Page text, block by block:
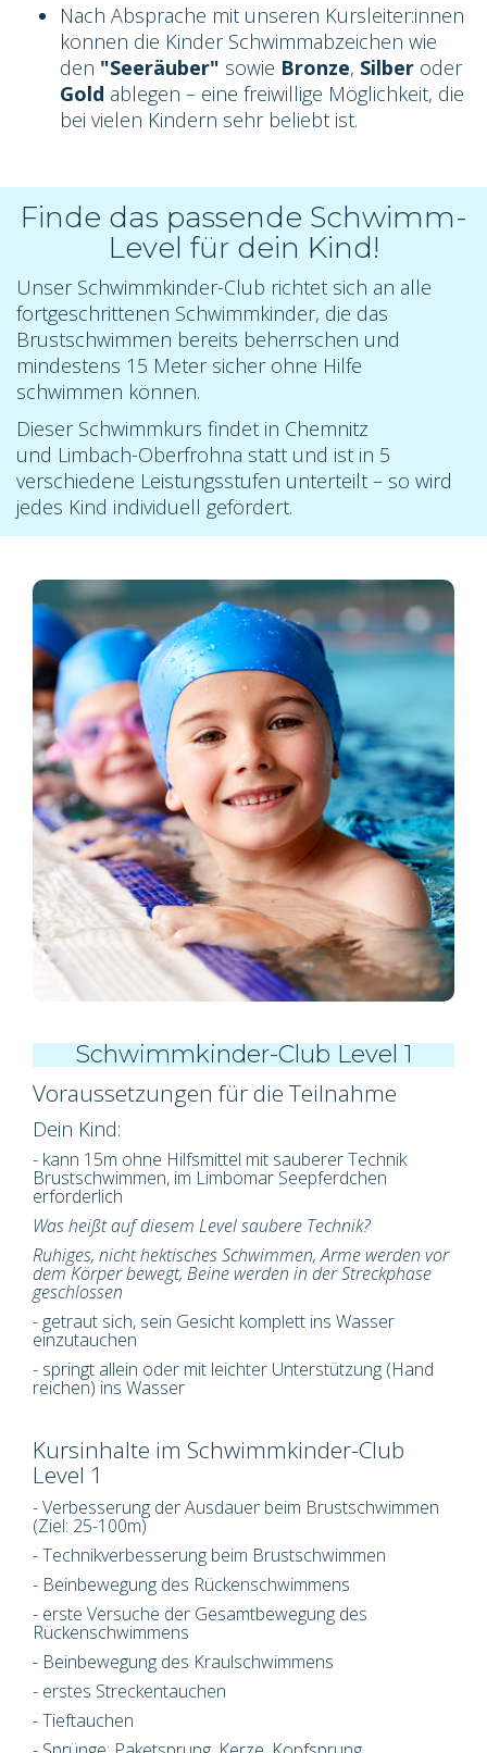
Nach Absprache mit unseren Kursleiter:innen
können die Kinder Schwimmabzeichen wie
den "Seeräuber" sowie Bronze, Silber oder
Gold ablegen – eine freiwillige Möglichkeit, die
bei vielen Kindern sehr beliebt ist.
Finde das passende Schwimm-
Level für dein Kind!
Unser Schwimmkinder-Club richtet sich an alle
fortgeschrittenen Schwimmkinder, die das
Brustschwimmen bereits beherrschen und
mindestens 15 Meter sicher ohne Hilfe
schwimmen können.
Dieser Schwimmkurs findet in Chemnitz
und Limbach-Oberfrohna statt und ist in 5
verschiedene Leistungsstufen unterteilt – so wird
jedes Kind individuell gefördert.
Schwimmkinder-Club Level 1
Voraussetzungen für die Teilnahme
Dein Kind:
- kann 15m ohne Hilfsmittel mit sauberer Technik
Brustschwimmen, im Limbomar Seepferdchen
erforderlich
Was heißt auf diesem Level saubere Technik?
Ruhiges, nicht hektisches Schwimmen, Arme werden vor
dem Körper bewegt, Beine werden in der Streckphase
geschlossen
- getraut sich, sein Gesicht komplett ins Wasser
einzutauchen
- springt allein oder mit leichter Unterstützung (Hand
reichen) ins Wasser
Kursinhalte im Schwimmkinder-Club
Level 1
- Verbesserung der Ausdauer beim Brustschwimmen
(Ziel: 25-100m)
- Technikverbesserung beim Brustschwimmen
- Beinbewegung des Rückenschwimmens
- erste Versuche der Gesamtbewegung des
Rückenschwimmens
- Beinbewegung des Kraulschwimmens
- erstes Streckentauchen
- Tieftauchen